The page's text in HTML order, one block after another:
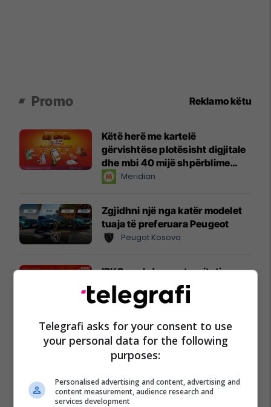
Promo Reklamo këtu
Këtë herë me kartelë
gërvishtëse plotësisht digjitale
dhe mbi 40 mijë shpërblime
instant!Meridian
Zgjidhni një nga katër modelet
tuaja të preferuara Peugeot
Peugot Kosova
IPKO vazhdon partneritetin me
Sunny Hill Festival 2026
IPKO
EXPO DIASPORA 2026 mbahet
më 3, 4 dhe 5 gusht në Prishtinë
Expo Prishtina
Telegrafi asks for your consent to use
your personal data for the following
purposes:
Personalised advertising and content, advertising and
content measurement, audience research and
services development